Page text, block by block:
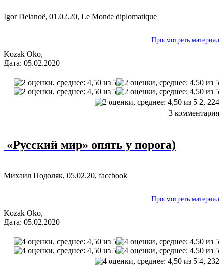
Igor Delanoë, 01.02.20, Le Monde diplomatique
Просмотреть материал
Kozak Oko,
Дата: 05.02.2020
2, 224
3 комментария
«Русский мир» опять у порога)
Михаил Подоляк, 05.02.20, facebook
Просмотреть материал
Kozak Oko,
Дата: 05.02.2020
4, 232